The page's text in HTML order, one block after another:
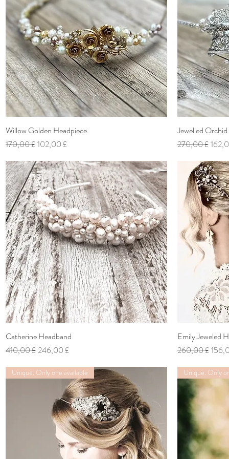
Vista rapida
Willow Golden Headpiece.
Prezzo regolare
170,00 £Prezzo scontato
102,00 £
Jewelled
Prezzo regolare
270,00 £
Vista rapida
Catherine Headband
Prezzo regolare
410,00 £ Prezzo scontato
246,00 £
Emily Jeweled
Prezzo regolare
260,00 £
Unique. Only one available Unique. Only